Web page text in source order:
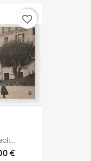
€
favorite_border